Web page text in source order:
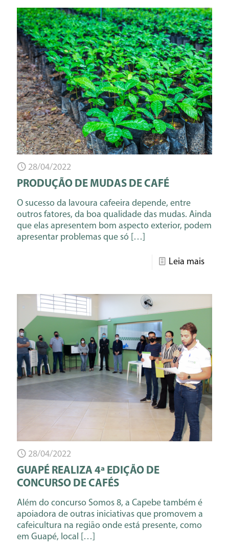
28/04/2022
PRODUÇÃO DE MUDAS DE CAFÉ
O sucesso da lavoura cafeeira depende, entre
outros fatores, da boa qualidade das mudas. Ainda
que elas apresentem bom aspecto exterior, podem
apresentar problemas que só […]
Leia mais
28/04/2022
GUAPÉ REALIZA 4ª EDIÇÃO DE
CONCURSO DE CAFÉS
Além do concurso Somos 8, a Capebe também é
apoiadora de outras iniciativas que promovem a
cafeicultura na região onde está presente, como
em Guapé, local
[…]